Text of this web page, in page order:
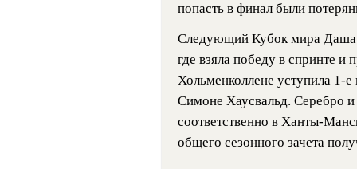
попасть в финал были
Следующий Кубок мира Даша
где взяла победу в спринте и
Хольменколлене уступила 1-
Симоне Хаусвальд. Серебро и
соответственно в Ханты-
общего сезонного зачета